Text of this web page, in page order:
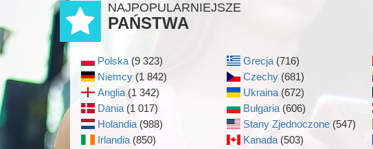
NAJPOPULARNIEJSZE
PAŃSTWA
Polska (9 323)
Niemcy (1 842)
Anglia (1 342)
Dania (1 017)
Holandia (988)
Irlandia (850)
Grecja (716)
Czechy (681)
Ukraina (672)
Bułgaria (606)
Stany Zjednoczone (547)
Kanada (503)